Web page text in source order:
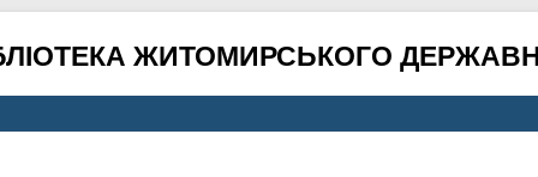
ЖИТОМИРСЬКОГО